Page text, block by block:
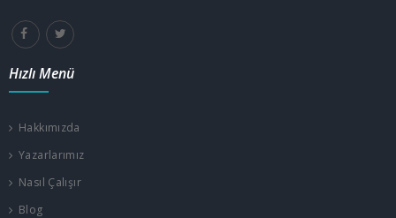
Hızlı Menü
Hakkımızda
Yazarlarımız
Nasıl Çalışır
Blog